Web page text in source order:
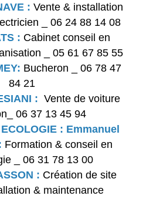
: Vente & installation
_ 06 24 88 14 08
: Cabinet conseil en
_ 05 61 67 85 55
Bucheron _ 06 78 47
84 21
: Vente de voiture
06 37 13 45 94
: Emmanuel
Formation & conseil en
_ 06 31 78 13 00
: Création de site
& maintenance